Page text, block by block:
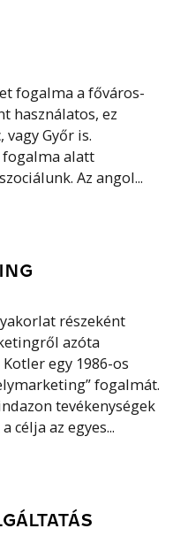
fogalma a főváros-
használatos, ez
vagy Győr is.
fogalma alatt
Az angol...
részeként
azóta
egy 1986-os
fogalmát.
tevékenységek
célja az egyes...